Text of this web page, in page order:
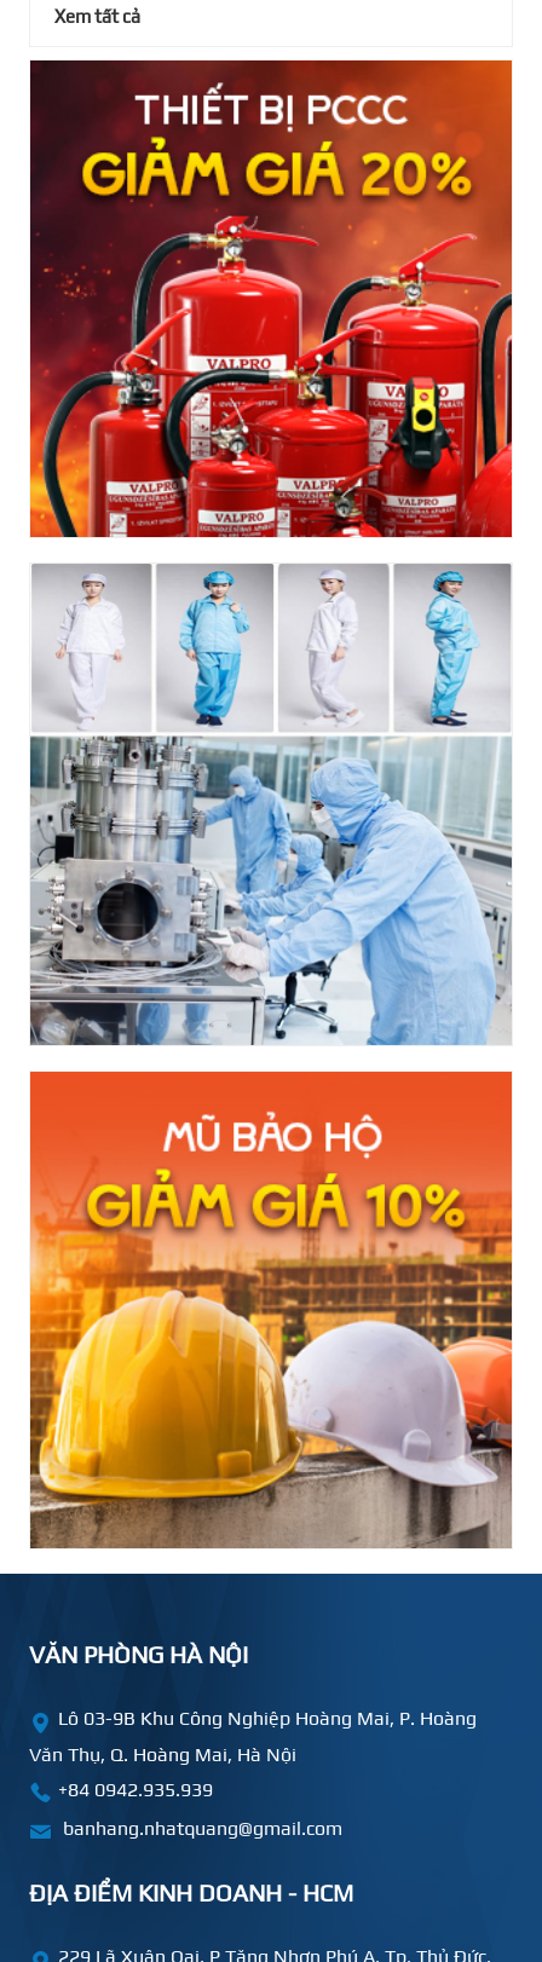
Xem tất cả
VĂN PHÒNG HÀ NỘI
Lô 03-9B Khu Công Nghiệp Hoàng Mai, P. Hoàng
Văn Thụ, Q. Hoàng Mai, Hà Nội
+84 0942.935.939
banhang.nhatquang@gmail.com
ĐỊA ĐIỂM KINH DOANH - HCM
229 Lã Xuân Oai, P Tăng Nhơn Phú A, Tp. Thủ Đức,